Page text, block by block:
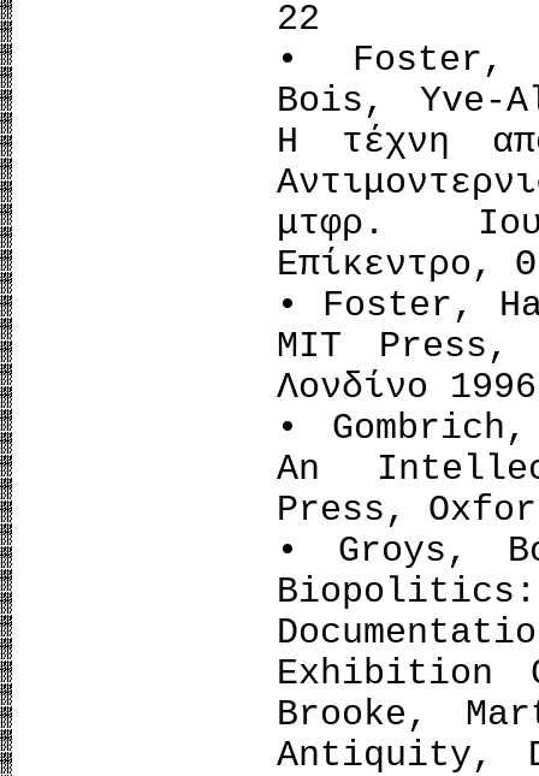
22
• Foster,
Bois, Yve-
Η τέχνη
μτφρ.
Επίκεντρο,
• Foster,
MIT Press,
Λονδίνο 1996
•
An
Press,
• Groys,
Exhibition
Brooke,
Antiquity,